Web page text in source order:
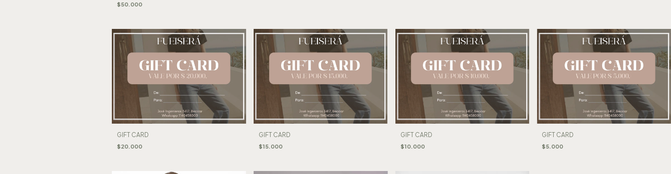
$50.000
GIFT CARD
$20.000
GIFT CARD
$15.000
GIFT CARD
$10.000
GIFT CARD
$5.000